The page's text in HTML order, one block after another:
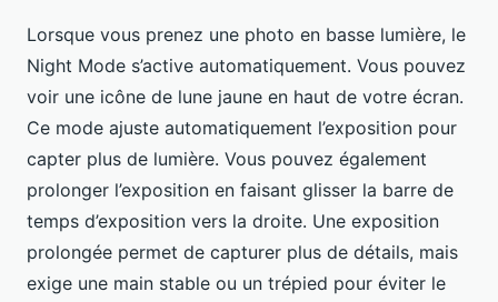
Lorsque vous prenez une photo en basse lumière, le
Night Mode s’active automatiquement. Vous pouvez
voir une icône de lune jaune en haut de votre écran.
Ce mode ajuste automatiquement l’exposition pour
capter plus de lumière. Vous pouvez également
prolonger l’exposition en faisant glisser la barre de
temps d’exposition vers la droite. Une exposition
prolongée permet de capturer plus de détails, mais
exige une main stable ou un trépied pour éviter le